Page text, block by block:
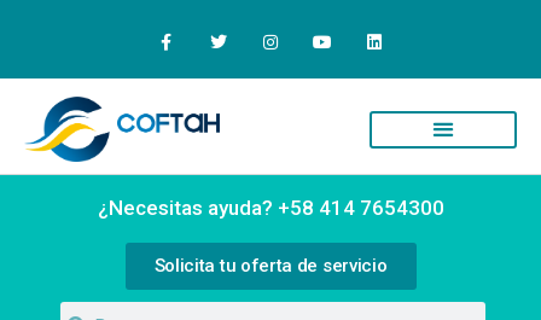
¿Necesitas ayuda? +58 414 7654300
Solicita tu oferta de servicio